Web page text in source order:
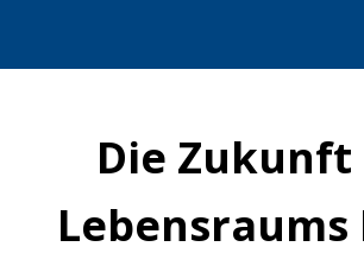
Die Zukunft
Lebensraums